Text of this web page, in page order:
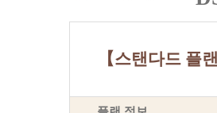
【스탠다드 플